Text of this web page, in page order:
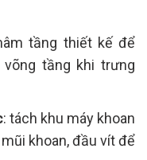
tầng thiết kế để
tầng khi trưng
: tách khu máy khoan
khoan, đầu vít để